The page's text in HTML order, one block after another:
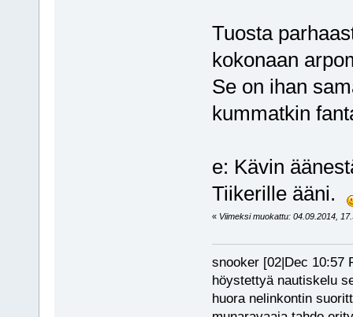
Tuosta
kokonaan
Se on ihan
kummatkin
e: Kävin
Tiikerille ääni.
« Viimeksi muokattu: 04.09.2014,
snooker [02|Dec 10:57
höystettyä nautiskelu
huora nelinkontin